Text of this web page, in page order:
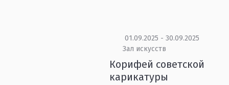
01.09.2025 - 30.09.2025
Зал искусств
Корифей советской
карикатуры